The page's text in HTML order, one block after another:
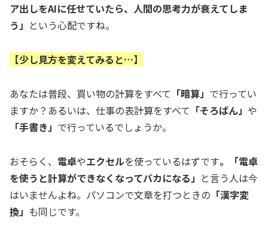
ア出しをAIに任せていたら、人間の思考力が衰えてしま
う」 という心配ですね。
【少し見方を変えてみると…】
あなたは普段、買い物の計算をすべて 「暗算」 で行ってい
ますか？あるいは、仕事の表計算をすべて 「そろばん」 や
「手書き」 で行っているでしょうか。
おそらく、 電卓やエクセルを使っているはずです。「電卓
を使うと計算ができなくなってバカになる」 と言う人は今
はいませんよね。パソコンで文章を打つときの 「漢字変
換」 も同じです。